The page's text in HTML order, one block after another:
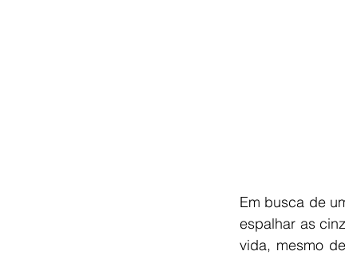
Em busca de
espalhar as
vida, mesmo